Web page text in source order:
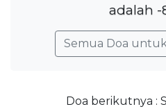
adalah -
Semua Doa
Doa berikutnya :